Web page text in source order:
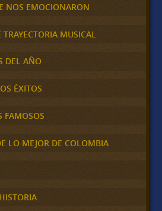
NOS EMOCIONARON
MUSICAL
DEL AÑO
ÉXITOS
FAMOSOS
LO MEJOR DE COLOMBIA